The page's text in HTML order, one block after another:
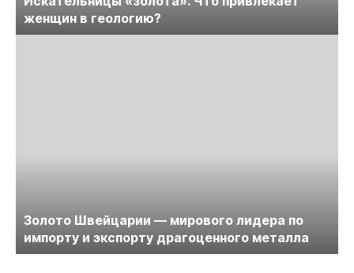
женщин в геологию?
Золото Швейцарии — мирового лидера по
импорту и экспорту драгоценного металла